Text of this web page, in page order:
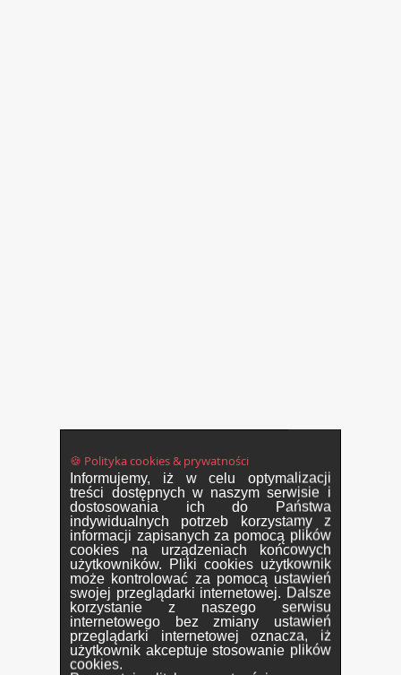
🍪 Polityka cookies & prywatności
Informujemy, iż w celu optymalizacji
treści dostępnych w naszym serwisie i
dostosowania ich do Państwa
indywidualnych potrzeb korzystamy z
informacji zapisanych za pomocą plików
cookies na urządzeniach końcowych
użytkowników. Pliki cookies użytkownik
może kontrolować za pomocą ustawień
swojej przeglądarki internetowej. Dalsze
korzystanie z naszego serwisu
internetowego bez zmiany ustawień
przeglądarki internetowej oznacza, iż
użytkownik akceptuje stosowanie plików
cookies.